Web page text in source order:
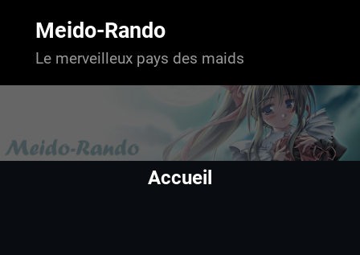
Meido-Rando
Le merveilleux pays des maids
Accueil